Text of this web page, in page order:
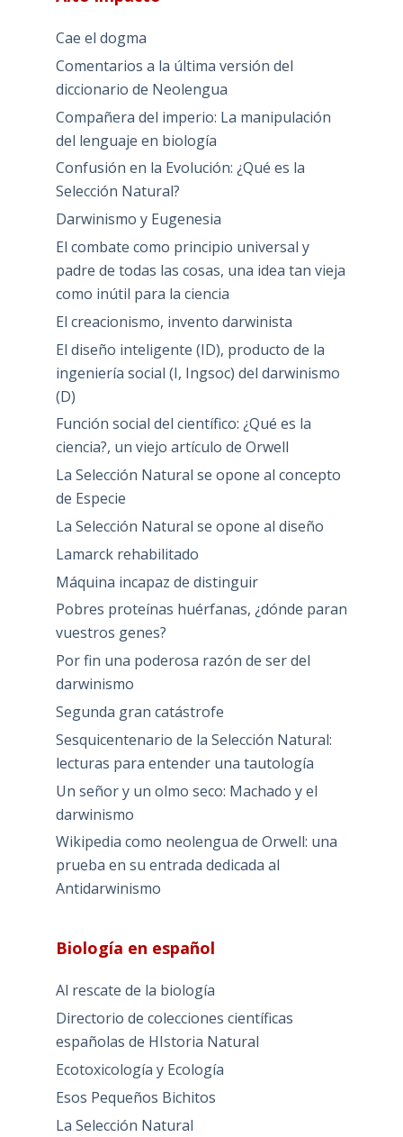
Cae el dogma
Comentarios a la última versión del
diccionario de Neolengua
Compañera del imperio: La manipulación
del lenguaje en biología
Confusión en la Evolución: ¿Qué es la
Selección Natural?
Darwinismo y Eugenesia
El combate como principio universal y
padre de todas las cosas, una idea tan vieja
como inútil para la ciencia
El creacionismo, invento darwinista
El diseño inteligente (ID), producto de la
ingeniería social (I, Ingsoc) del darwinismo
(D)
Función social del científico: ¿Qué es la
ciencia?, un viejo artículo de Orwell
La Selección Natural se opone al concepto
de Especie
La Selección Natural se opone al diseño
Lamarck rehabilitado
Máquina incapaz de distinguir
Pobres proteínas huérfanas, ¿dónde paran
vuestros genes?
Por fin una poderosa razón de ser del
darwinismo
Segunda gran catástrofe
Sesquicentenario de la Selección Natural:
lecturas para entender una tautología
Un señor y un olmo seco: Machado y el
darwinismo
Wikipedia como neolengua de Orwell: una
prueba en su entrada dedicada al
Antidarwinismo
Biología en español
Al rescate de la biología
Directorio de colecciones científicas
españolas de HIstoria Natural
Ecotoxicología y Ecología
Esos Pequeños Bichitos
La Selección Natural